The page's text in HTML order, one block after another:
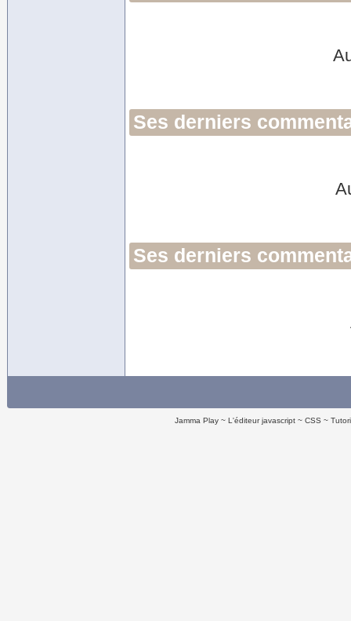
Ses derniers
Ses derniers
Jamma Play L'éditeur javascript CSS